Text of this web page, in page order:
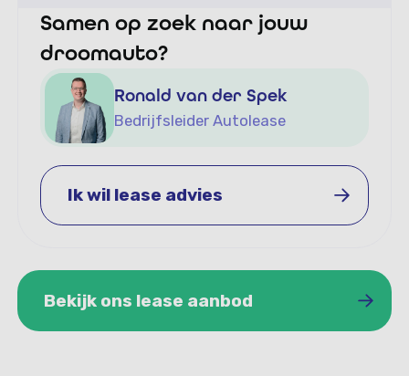
Samen op zoek naar jouw
droomauto?
Ronald van der Spek
Bedrijfsleider Autolease
Ik wil lease advies
Bekijk ons lease aanbod